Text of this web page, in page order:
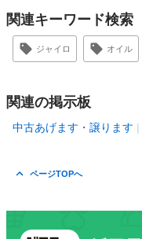
関連キーワード検索
ジャイロ オイル
関連の掲示板
中古あげます・譲ります
ページTOPへ